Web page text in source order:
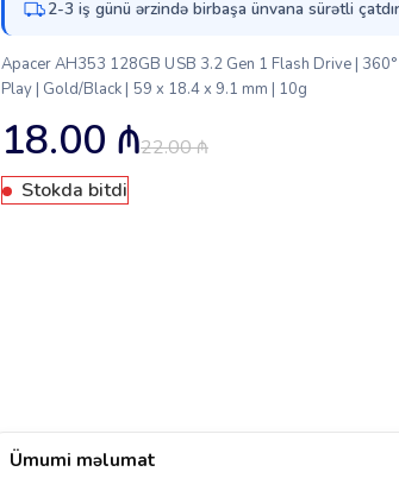
2-3 iş günü ərzində birbaşa ünvana sürətli
Apacer AH353 128GB USB 3.2 Gen 1 Flash Drive |
Play | Gold/Black | 59 x 18.4 x 9.1 mm | 10g
22.00₼
18.00 ₼
Stokda bitdi
Ümumi məlumat